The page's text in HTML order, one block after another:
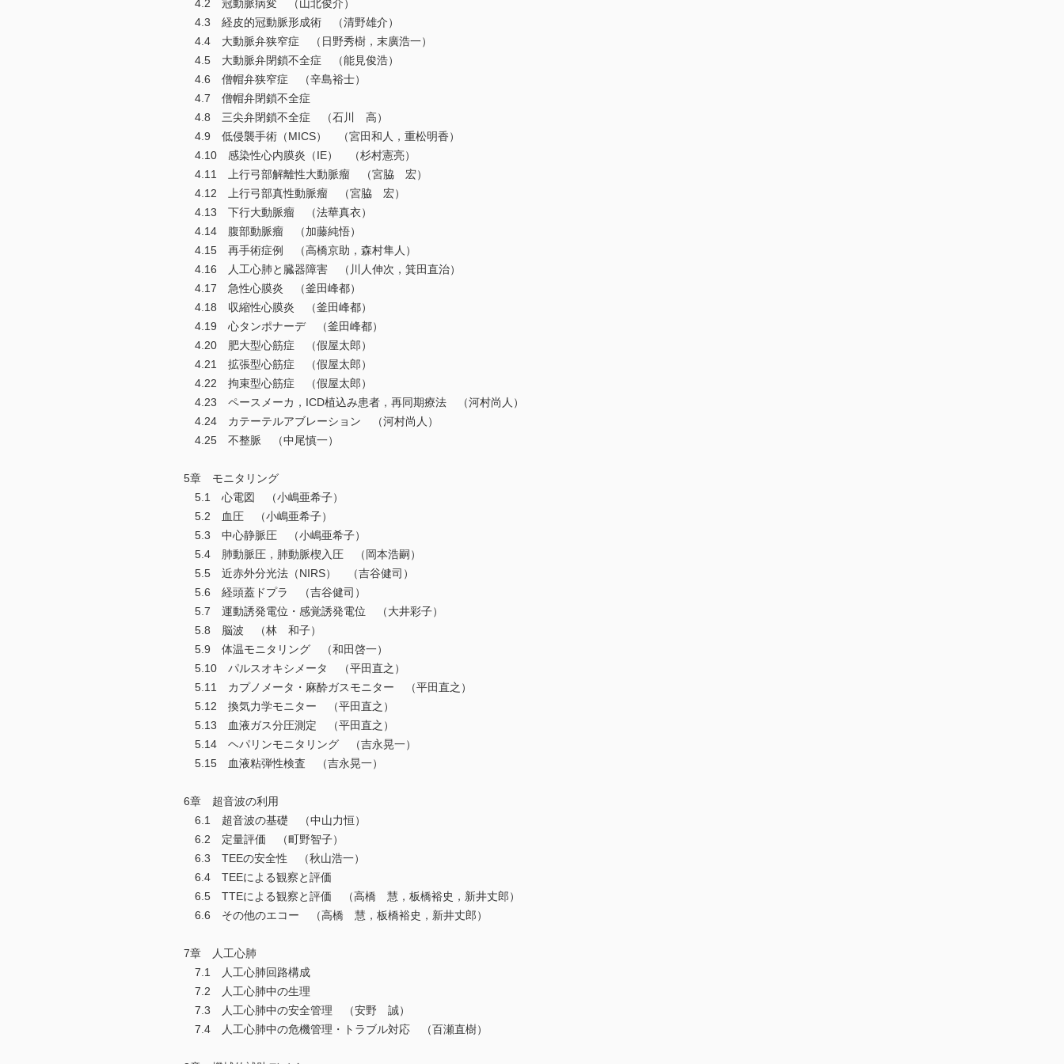
4.2 冠動脈病変 （山北俊介）
4.3 経皮的冠動脈形成術 （清野雄介）
4.4 大動脈弁狭窄症 （日野秀樹，末廣浩一）
4.5 大動脈弁閉鎖不全症 （能見俊浩）
4.6 僧帽弁狭窄症 （辛島裕士）
4.7 僧帽弁閉鎖不全症
4.8 三尖弁閉鎖不全症 （石川 高）
4.9 低侵襲手術（MICS） （宮田和人，重松明香）
4.10 感染性心内膜炎（IE） （杉村憲亮）
4.11 上行弓部解離性大動脈瘤 （宮脇 宏）
4.12 上行弓部真性動脈瘤 （宮脇 宏）
4.13 下行大動脈瘤 （法華真衣）
4.14 腹部動脈瘤 （加藤純悟）
4.15 再手術症例 （高橋京助，森村隼人）
4.16 人工心肺と臓器障害 （川人伸次，箕田直治）
4.17 急性心膜炎 （釜田峰都）
4.18 収縮性心膜炎 （釜田峰都）
4.19 心タンポナーデ （釜田峰都）
4.20 肥大型心筋症 （假屋太郎）
4.21 拡張型心筋症 （假屋太郎）
4.22 拘束型心筋症 （假屋太郎）
4.23 ペースメーカ，ICD植込み患者，再同期療法 （河村尚人）
4.24 カテーテルアブレーション （河村尚人）
4.25 不整脈 （中尾慎一）
5章 モニタリング
5.1 心電図 （小嶋亜希子）
5.2 血圧 （小嶋亜希子）
5.3 中心静脈圧 （小嶋亜希子）
5.4 肺動脈圧，肺動脈楔入圧 （岡本浩嗣）
5.5 近赤外分光法（NIRS） （吉谷健司）
5.6 経頭蓋ドプラ （吉谷健司）
5.7 運動誘発電位・感覚誘発電位 （大井彩子）
5.8 脳波 （林 和子）
5.9 体温モニタリング （和田啓一）
5.10 パルスオキシメータ （平田直之）
5.11 カプノメータ・麻酔ガスモニター （平田直之）
5.12 換気力学モニター （平田直之）
5.13 血液ガス分圧測定 （平田直之）
5.14 ヘパリンモニタリング （吉永晃一）
5.15 血液粘弾性検査 （吉永晃一）
6章 超音波の利用
6.1 超音波の基礎 （中山力恒）
6.2 定量評価 （町野智子）
6.3 TEEの安全性 （秋山浩一）
6.4 TEEによる観察と評価
6.5 TTEによる観察と評価 （高橋 慧，板橋裕史，新井丈郎）
6.6 その他のエコー （高橋 慧，板橋裕史，新井丈郎）
7章 人工心肺
7.1 人工心肺回路構成
7.2 人工心肺中の生理
7.3 人工心肺中の安全管理 （安野 誠）
7.4 人工心肺中の危機管理・トラブル対応 （百瀬直樹）